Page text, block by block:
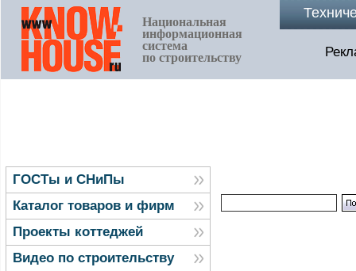
Национальная
информационная
система
по строительству
ГОСТы и СНиПы
Каталог товаров и фирм
Проекты коттеджей
Видео по строительству